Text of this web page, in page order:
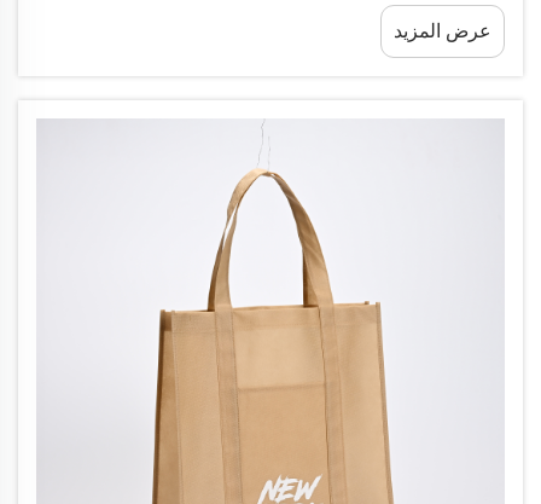
الأكياس البلاستيكية التقليدية، برزت الحقيبة غير المنسوجة كخيار متين
ومتعدد الاستخدامات...
عرض المزيد